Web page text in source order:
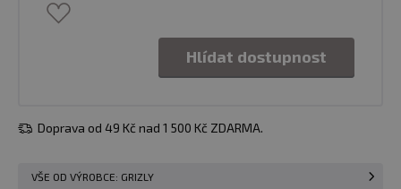
Hlídat dostupnost
Doprava od 49 Kč nad 1 500 Kč ZDARMA.
VŠE OD VÝROBCE: GRIZLY